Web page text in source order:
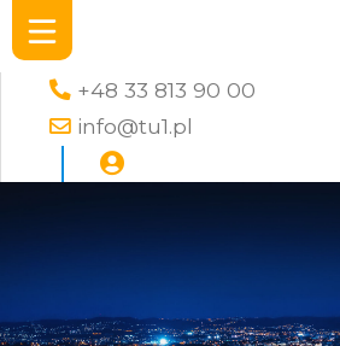
+48 33 813 90 00
info@tu1.pl